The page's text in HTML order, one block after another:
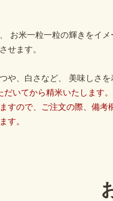
お米一粒一粒の輝きをイ
せます。
や、白さなど、 美味しさを
だいてから精米いたします
すので、ご注文の際、備
す。